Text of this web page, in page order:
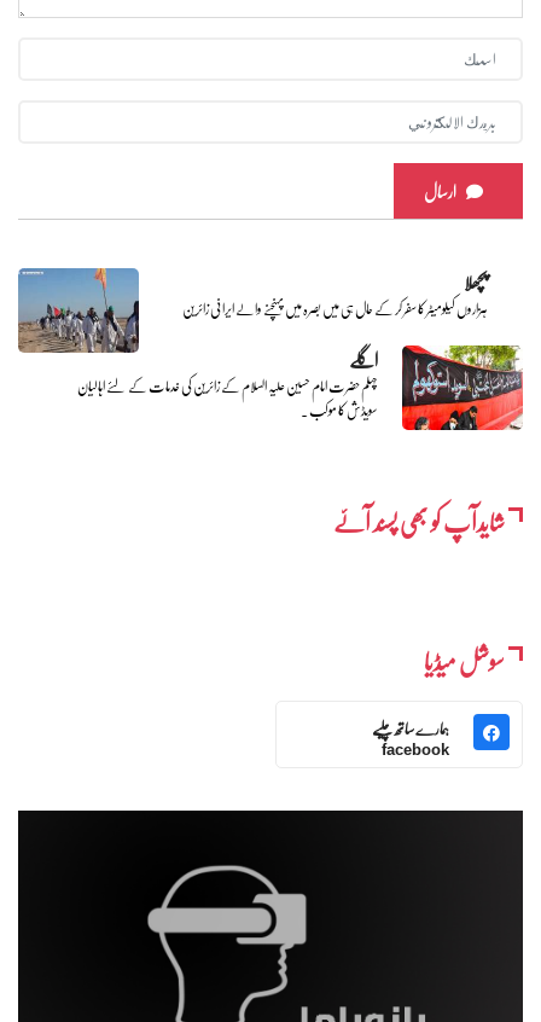
ارسال
پچھلا
ہزاروں کیلومیٹر کا سفر کر کے حال ہی میں بصرہ میں پہنچنے والے ایرانی زائرین
اگلے
چہلم حضرت امام حسین علیہ السلام کے زائرین کی خدمات کے لئے اہالیان
سویڈش کا موکب ۔
شایدآپ کو بھی پسند آئے
سوشل میڈیا
ہمارے ساتھ چلیے
facebook